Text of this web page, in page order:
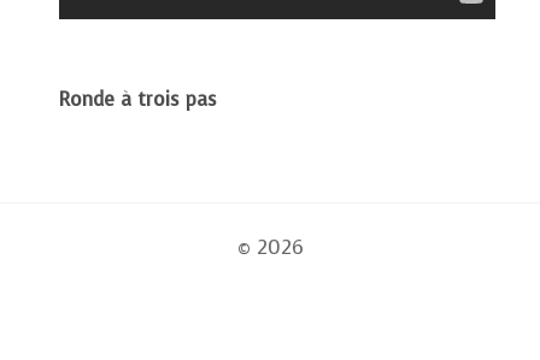
Ronde à trois pas
© 2026